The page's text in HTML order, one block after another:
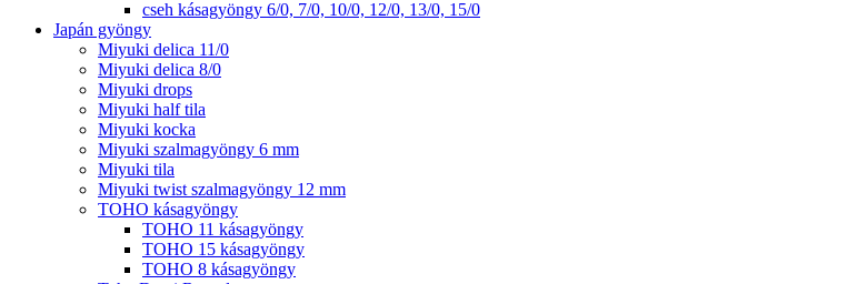
cseh kásagyöngy 6/0, 7/0, 10/0, 12/0, 13/0, 15/0
Japán gyöngy
Miyuki delica 11/0
Miyuki delica 8/0
Miyuki drops
Miyuki half tila
Miyuki kocka
Miyuki szalmagyöngy 6 mm
Miyuki tila
Miyuki twist szalmagyöngy 12 mm
TOHO kásagyöngy
TOHO 11 kásagyöngy
TOHO 15 kásagyöngy
TOHO 8 kásagyöngy